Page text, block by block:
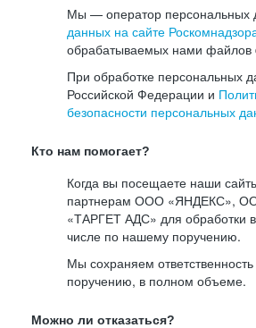
Мы — оператор персональных
данных на сайте
обрабатываемых нами файлов
При обработке персональных
Российской Федерации и
безопасности персональных
Кто нам помогает?
Когда вы посещаете наши
партнерам ООО «ЯНДЕКС»,
«ТАРГЕТ АДС» для обработки
числе по нашему поручению.
Мы сохраняем
поручению, в полном объеме.
Можно ли отказаться?